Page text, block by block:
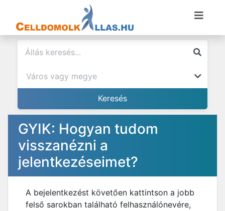
GYIK: Hogyan tudom
visszanézni a
jelentkezéseimet?
A bejelentkezést követően kattintson a jobb
felső sarokban található felhasználónevére,